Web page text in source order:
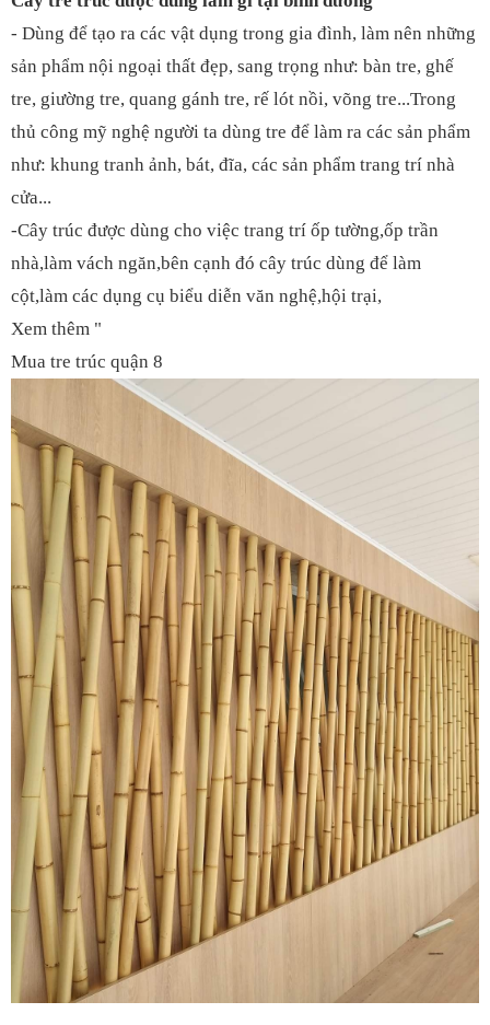
- Dùng để tạo ra các vật dụng trong gia đình, làm nên những
sản phẩm nội ngoại thất đẹp, sang trọng như: bàn tre, ghế
tre, giường tre, quang gánh tre, rế lót nồi, võng tre...Trong
thủ công mỹ nghệ người ta dùng tre để làm ra các sản phẩm
như: khung tranh ảnh, bát, đĩa, các sản phẩm trang trí nhà
cửa...
-Cây trúc được dùng cho việc trang trí ốp tường,ốp trần
nhà,làm vách ngăn,bên cạnh đó cây trúc dùng để làm
cột,làm các dụng cụ biểu diễn văn nghệ,hội trại,
Xem thêm "
Mua tre trúc quận 8